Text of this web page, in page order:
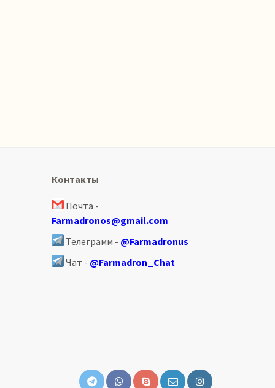
Контакты
Почта -
Farmadronos@gmail.com
Телеграмм - @Farmadronus
Чат - @Farmadron_Chat